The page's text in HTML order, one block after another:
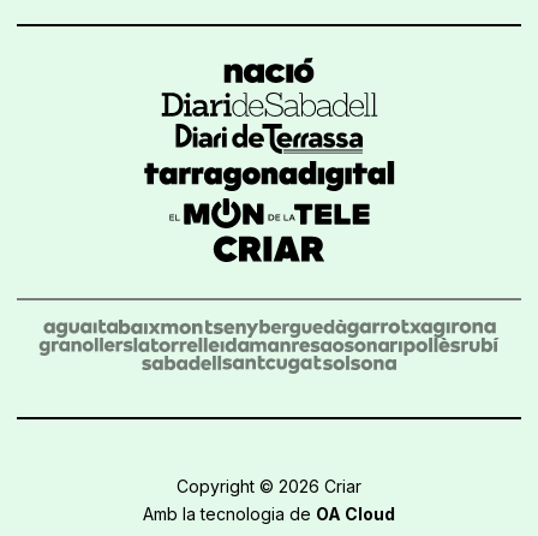
Copyright © 2026 Criar
Amb la tecnologia de OA Cloud